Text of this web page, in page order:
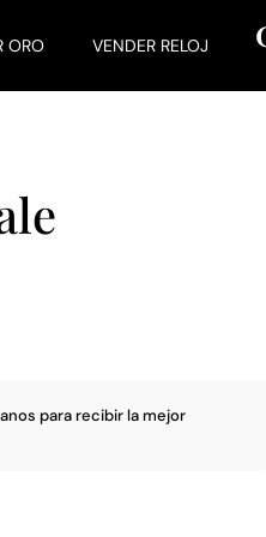
ORO VENDER RELOJ
para recibir la mejor